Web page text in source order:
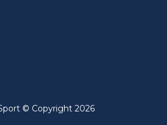
© Copyright 2026